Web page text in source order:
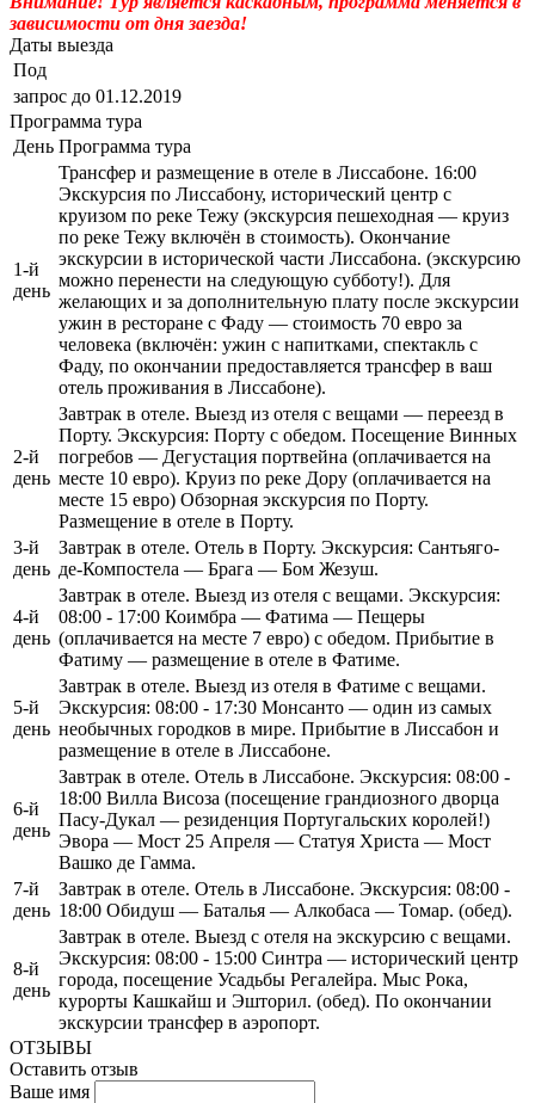
зависимости от дня заезда!
Даты выезда
Под
запрос до 01.12.2019
Программа тура
День Программа тура
1-й
день
Трансфер и размещение в отеле в Лиссабоне. 16:00
Экскурсия по Лиссабону, исторический центр с
круизом по реке Тежу (экскурсия пешеходная — круиз
по реке Тежу включён в стоимость). Окончание
экскурсии в исторической части Лиссабона. (экскурсию
можно перенести на следующую субботу!). Для
желающих и за дополнительную плату после экскурсии
ужин в ресторане с Фаду — стоимость 70 евро за
человека (включён: ужин с напитками, спектакль с
Фаду, по окончании предоставляется трансфер в ваш
отель проживания в Лиссабоне).
2-й
день
Завтрак в отеле. Выезд из отеля с вещами — переезд в
Порту. Экскурсия: Порту с обедом. Посещение Винных
погребов — Дегустация портвейна (оплачивается на
месте 10 евро). Круиз по реке Дору (оплачивается на
месте 15 евро) Обзорная экскурсия по Порту.
Размещение в отеле в Порту.
3-й
день
Завтрак в отеле. Отель в Порту. Экскурсия: Сантьяго-
де-Компостела — Брага — Бом Жезуш.
4-й
день
Завтрак в отеле. Выезд из отеля с вещами. Экскурсия:
08:00 - 17:00 Коимбра — Фатима — Пещеры
(оплачивается на месте 7 евро) с обедом. Прибытие в
Фатиму — размещение в отеле в Фатиме.
5-й
день
Завтрак в отеле. Выезд из отеля в Фатиме с вещами.
Экскурсия: 08:00 - 17:30 Монсанто — один из самых
необычных городков в мире. Прибытие в Лиссабон и
размещение в отеле в Лиссабоне.
6-й
день
Завтрак в отеле. Отель в Лиссабоне. Экскурсия: 08:00 -
18:00 Вилла Висоза (посещение грандиозного дворца
Пасу-Дукал — резиденция Португальских королей!)
Эвора — Мост 25 Апреля — Статуя Христа — Мост
Вашко де Гамма.
7-й
день
Завтрак в отеле. Отель в Лиссабоне. Экскурсия: 08:00 -
18:00 Обидуш — Баталья — Алкобаса — Томар. (обед).
8-й
день
Завтрак в отеле. Выезд с отеля на экскурсию с вещами.
Экскурсия: 08:00 - 15:00 Синтра — исторический центр
города, посещение Усадьбы Регалейра. Мыс Рока,
курорты Кашкайш и Эшторил. (обед). По окончании
экскурсии трансфер в аэропорт.
ОТЗЫВЫ
Оставить отзыв
Ваше имя